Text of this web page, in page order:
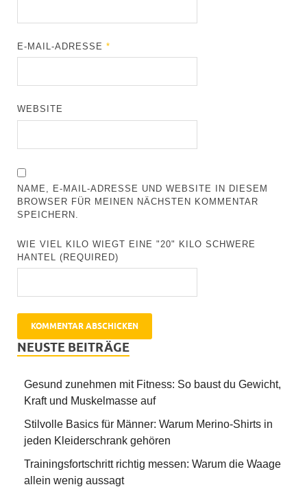
E-MAIL-ADRESSE*
WEBSITE
NAME, E-MAIL-ADRESSE UND WEBSITE IN DIESEM
BROWSER FÜR MEINEN NÄCHSTEN KOMMENTAR
SPEICHERN.
WIE VIEL KILO WIEGT EINE "20" KILO SCHWERE
HANTEL (REQUIRED)
NEUSTE BEITRÄGE
Gesund zunehmen mit Fitness: So baust du Gewicht,
Kraft und Muskelmasse auf
Stilvolle Basics für Männer: Warum Merino-Shirts in
jeden Kleiderschrank gehören
Trainingsfortschritt richtig messen: Warum die Waage
allein wenig aussagt